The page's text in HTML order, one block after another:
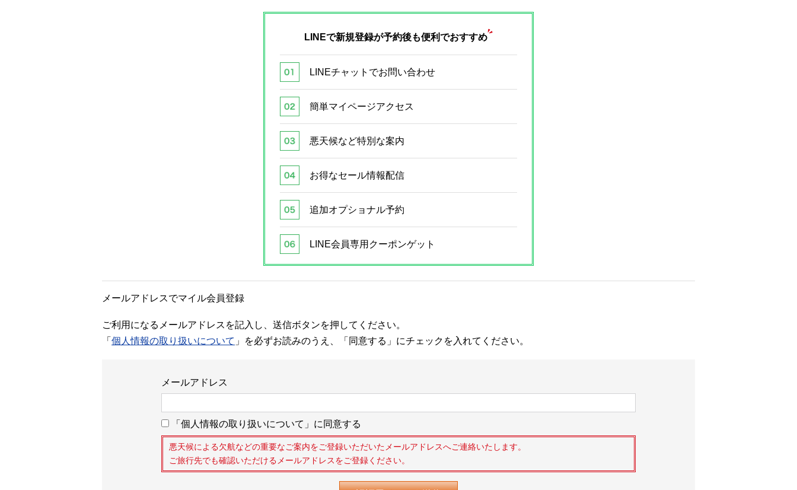
LINEで新規登録が予約後も便利でおすすめ
LINEチャットでお問い合わせ
簡単マイページアクセス
悪天候など特別な案内
お得なセール情報配信
追加オプショナル予約
LINE会員専用クーポンゲット
メールアドレスでマイル会員登録
ご利用になるメールアドレスを記入し、送信ボタンを押してください。
「 個人情報の取り扱いについて 」を必ずお読みのうえ、「同意する」にチェックを入れてください。
メールアドレス
「個人情報の取り扱いについて」に同意する
悪天候による欠航などの重要なご案内をご登録いただいたメールアドレスへご連絡いたします。
ご旅行先でも確認いただけるメールアドレスをご登録ください。